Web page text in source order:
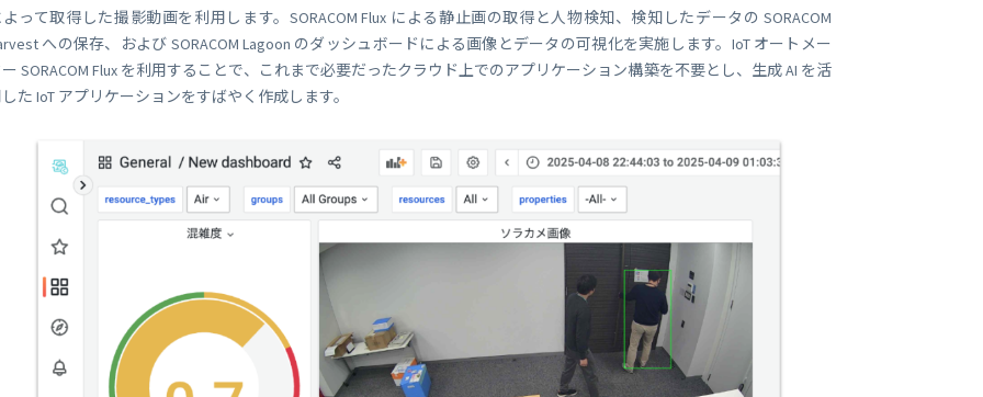
ー
SORACOM Flux
データ分析基盤
SORACOM Query
実証実験(Technology preview)
って取得した撮影動画を利用します。SORACOM Flux による静止画の取得と人物検知、検知したデータの SORACOM
への保存、および SORACOM Lagoon のダッシュボードによる画像とデータの可視化を実施します。IoT オートメー
SORACOM Flux を利用することで、これまで必要だったクラウド上でのアプリケーション構築を不要とし、生成 AI を活
た IoT アプリケーションをすばやく作成します。